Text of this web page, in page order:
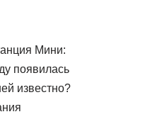
Мини:
появилась
известно?